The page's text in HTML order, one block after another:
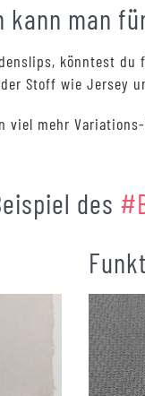
kann man
könntest
Stoff wie Jersey
viel mehr
des